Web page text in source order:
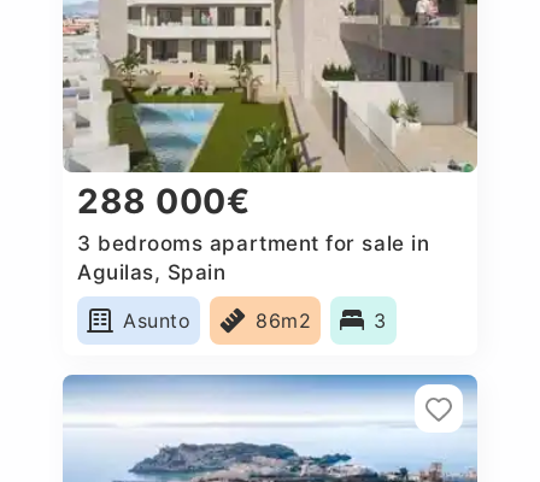
288 000€
3 bedrooms apartment for sale in
Aguilas, Spain
Asunto
86m2 3